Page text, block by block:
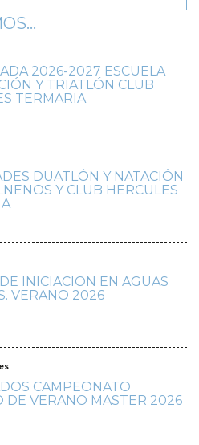
2026-2027 ESCUELA
Y TRIATLÓN CLUB
TERMARIA
DUATLÓN Y NATACIÓN
Y CLUB HERCULES
INICIACION EN AGUAS
VERANO 2026
CAMPEONATO
DE VERANO MASTER 2026